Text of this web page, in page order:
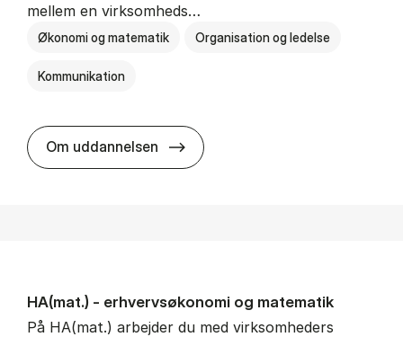
mellem en virksomheds…
Økonomi og matematik Organisation og ledelse
Kommunikation
Om uddannelsen HA(kom.) - erhvervs­økonomi
HA(mat.) - erhvervs­økonomi og ma­te­ma­tik
På HA(mat.) arbejder du med virksomheders